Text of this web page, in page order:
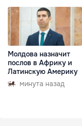
Молдова назначит
послов в Африку и
Латинскую Америку
минута назад